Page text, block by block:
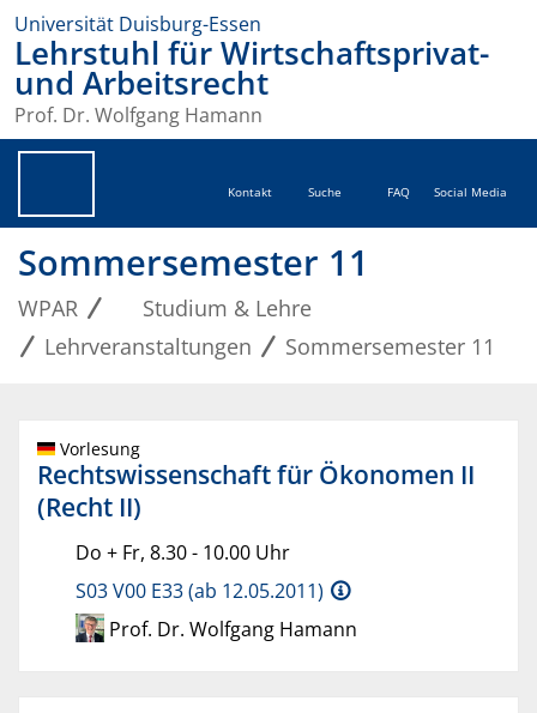
Universität Duisburg-Essen
Lehrstuhl für Wirtschaftsprivat-
und Arbeitsrecht
Prof. Dr. Wolfgang Hamann
Kontakt Suche FAQ Social Media
Sommersemester 11
WPAR
Studium & Lehre
Lehrveranstaltungen
Sommersemester 11
Vorlesung
Rechtswissenschaft für Ökonomen II
(Recht II)
Do + Fr, 8.30 - 10.00 Uhr
S03 V00 E33 (ab 12.05.2011)
Prof. Dr. Wolfgang Hamann